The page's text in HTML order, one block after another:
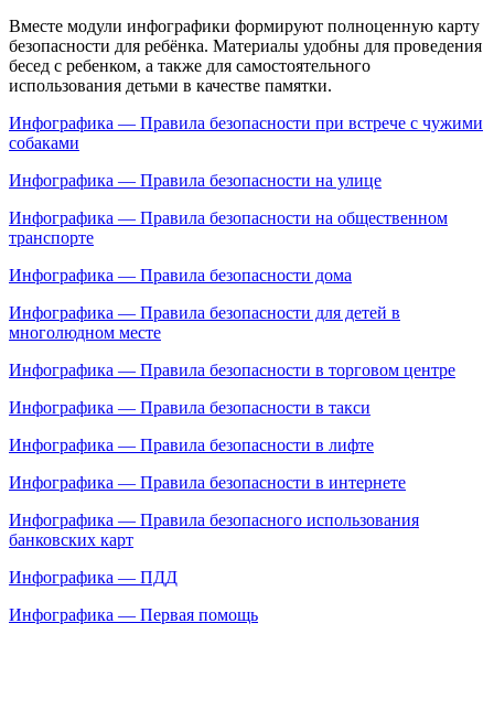
Вместе модули инфографики формируют полноценную карту
безопасности для ребёнка. Материалы удобны для проведения
бесед с ребенком, а также для самостоятельного
использования детьми в качестве памятки.
Инфографика — Правила безопасности при встрече с чужими
собаками
Инфографика — Правила безопасности на улице
Инфографика — Правила безопасности на общественном
транспорте
Инфографика — Правила безопасности дома
Инфографика — Правила безопасности для детей в
многолюдном месте
Инфографика — Правила безопасности в торговом центре
Инфографика — Правила безопасности в такси
Инфографика — Правила безопасности в лифте
Инфографика — Правила безопасности в интернете
Инфографика — Правила безопасного использования
банковских карт
Инфографика — ПДД
Инфографика — Первая помощь